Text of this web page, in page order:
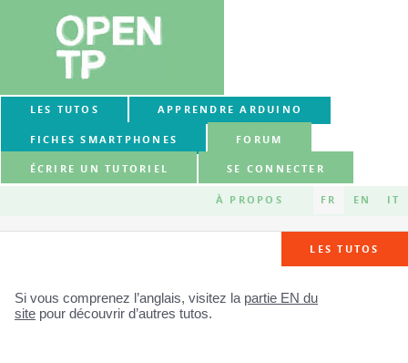
LES TUTOS APPRENDRE ARDUINO
FICHES SMARTPHONES FORUM
ÉCRIRE UN TUTORIEL SE CONNECTER
À PROPOS FR EN IT
LES TUTOS
Si vous comprenez l’anglais, visitez la partie EN du
site pour découvrir d’autres tutos.